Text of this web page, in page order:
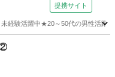
提携サイト
経験活躍中★20～50代の男性活